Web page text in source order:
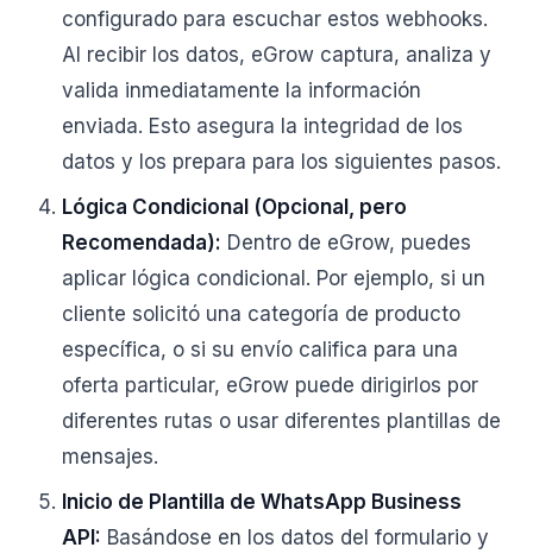
configurado para escuchar estos webhooks.
Al recibir los datos, eGrow captura, analiza y
valida inmediatamente la información
enviada. Esto asegura la integridad de los
datos y los prepara para los siguientes pasos.
Lógica Condicional (Opcional, pero
Recomendada): Dentro de eGrow, puedes
aplicar lógica condicional. Por ejemplo, si un
cliente solicitó una categoría de producto
específica, o si su envío califica para una
oferta particular, eGrow puede dirigirlos por
diferentes rutas o usar diferentes plantillas de
mensajes.
Inicio de Plantilla de WhatsApp Business
API: Basándose en los datos del formulario y